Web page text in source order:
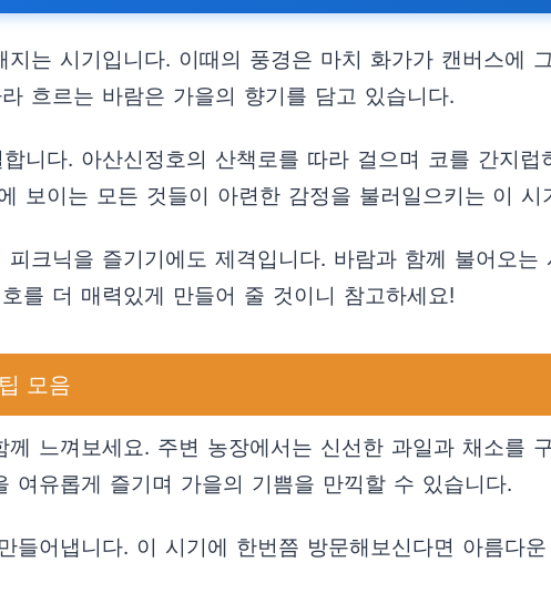
는 시기입니다. 이때의 풍경은 마치 화가가 캔버스에
흐르는 바람은 가을의 향기를 담고 있습니다.
니다. 아산신정호의 산책로를 따라 걸으며 코를 간지럽
보이는 모든 것들이 아련한 감정을 불러일으키는 이 시
크닉을 즐기기에도 제격입니다. 바람과 함께 불어오는
를 더 매력있게 만들어 줄 것이니 참고하세요!
모음
느껴보세요. 주변 농장에서는 신선한 과일과 채소를
여유롭게 즐기며 가을의 기쁨을 만끽할 수 있습니다.
어냅니다. 이 시기에 한번쯤 방문해보신다면 아름다